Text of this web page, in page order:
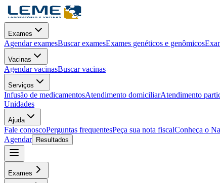
Exames
Agendar examesBuscar examesExames genéticos e genômicos
Vacinas
Agendar vacinasBuscar vacinas
Serviços
Infusão de medicamentosAtendimento domiciliarAtendimento
Unidades
Ajuda
Fale conoscoPerguntas frequentesPeça sua nota fiscalConheça o
Agendar
Resultados
Exames